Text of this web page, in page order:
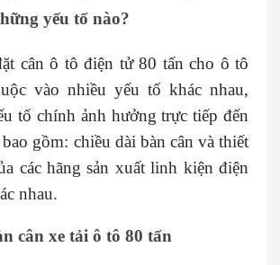
yếu tố nào?
cân ô tô điện tử 80 tấn cho ô tô
vào nhiều yếu tố khác nhau,
tố chính ảnh hưởng trực tiếp đến
gồm: chiều dài bàn cân và thiết
các hãng sản xuất linh kiện điện
nhau.
cân xe tải ô tô 80 tấn